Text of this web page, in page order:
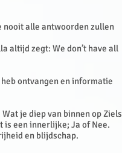
nooit alle antwoorden zullen
altijd zegt: We don’t have all
ontvangen en informatie
je diep van binnen op Ziels
is een innerlijke; Ja of Nee.
en blijdschap.